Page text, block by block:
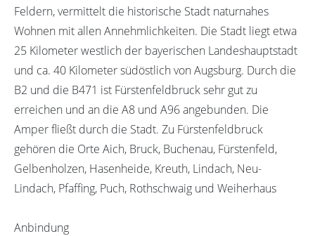
Feldern, vermittelt die historische Stadt naturnahes
Wohnen mit allen Annehmlichkeiten. Die Stadt liegt etwa
25 Kilometer westlich der bayerischen Landeshauptstadt
und ca. 40 Kilometer südöstlich von Augsburg. Durch die
B2 und die B471 ist Fürstenfeldbruck sehr gut zu
erreichen und an die A8 und A96 angebunden. Die
Amper fließt durch die Stadt. Zu Fürstenfeldbruck
gehören die Orte Aich, Bruck, Buchenau, Fürstenfeld,
Gelbenholzen, Hasenheide, Kreuth, Lindach, Neu-
Lindach, Pfaffing, Puch, Rothschwaig und Weiherhaus
Anbindung